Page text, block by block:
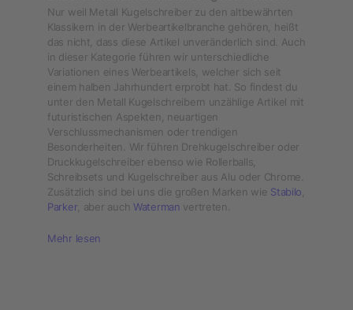
Nur weil Metall Kugelschreiber zu den altbewährten
Klassikern in der Werbeartikelbranche gehören, heißt
das nicht, dass diese Artikel unveränderlich sind. Auch
in dieser Kategorie führen wir unterschiedliche
Variationen eines Werbeartikels, welcher sich seit
einem halben Jahrhundert erprobt hat. So findest du
unter den Metall Kugelschreibern unzählige Artikel mit
futuristischen Aspekten, neuartigen
Verschlussmechanismen oder trendigen
Besonderheiten. Wir führen Drehkugelschreiber oder
Druckkugelschreiber ebenso wie Rollerballs,
Schreibsets und Kugelschreiber aus Alu oder Chrome.
Zusätzlich sind bei uns die großen Marken wie Stabilo
Parker, aber auch Waterman vertreten.
Mehr lesen